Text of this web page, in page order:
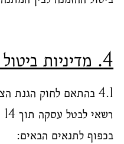
4. מדיניות ביטול והחזרות
בכפוף לתנאים הבאים: